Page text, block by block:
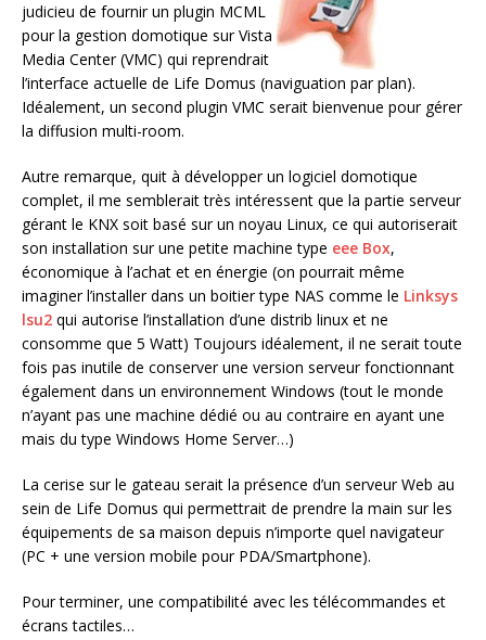
judicieu de fournir un plugin MCML
pour la gestion domotique sur Vista
Media Center (VMC) qui reprendrait
l’interface actuelle de Life Domus (naviguation par plan).
Idéalement, un second plugin VMC serait bienvenue pour gérer
la diffusion multi-room.
Autre remarque, quit à développer un logiciel domotique
complet, il me semblerait très intéressent que la partie serveur
gérant le KNX soit basé sur un noyau Linux, ce qui autoriserait
son installation sur une petite machine type eee Box,
économique à l’achat et en énergie (on pourrait même
imaginer l’installer dans un boitier type NAS comme le Linksys
lsu2 qui autorise l’installation d’une distrib linux et ne
consomme que 5 Watt) Toujours idéalement, il ne serait toute
fois pas inutile de conserver une version serveur fonctionnant
également dans un environnement Windows (tout le monde
n’ayant pas une machine dédié ou au contraire en ayant une
mais du type Windows Home Server…)
La cerise sur le gateau serait la présence d’un serveur Web au
sein de Life Domus qui permettrait de prendre la main sur les
équipements de sa maison depuis n’importe quel navigateur
(PC + une version mobile pour PDA/Smartphone).
Pour terminer, une compatibilité avec les télécommandes et
écrans tactiles…